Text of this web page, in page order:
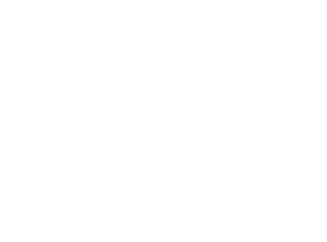
“活阎罗”归来复仇。他利用附身控魂